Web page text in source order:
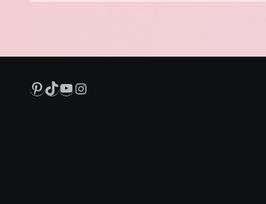
Pinterest
TikTok
YouTube
Instagram